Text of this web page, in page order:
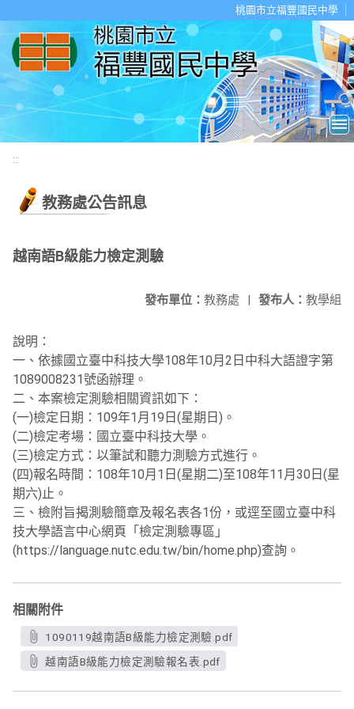
桃園市立福豐國民中學
:::
教務處公告訊息
越南語B級能力檢定測驗
發布人： 教學組
發布單位： 教務處 |
說明：
一、依據國立臺中科技大學108年10月2日中科大語證字第
1089008231號函辦理。
二、本案檢定測驗相關資訊如下：
(一)檢定日期：109年1月19日(星期日)。
(二)檢定考場：國立臺中科技大學。
(三)檢定方式：以筆試和聽力測驗方式進行。
(四)報名時間：108年10月1日(星期二)至108年11月30日(星
期六)止。
三、檢附旨揭測驗簡章及報名表各1份，或逕至國立臺中科
技大學語言中心網頁「檢定測驗專區」
(https://language.nutc.edu.tw/bin/home.php)查詢。
相關附件
1090119越南語B級能力檢定測驗.pdf
越南語B級能力檢定測驗報名表.pdf